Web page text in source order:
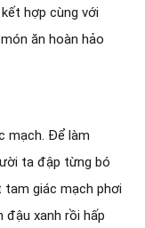
hợp cùng với
ăn hoàn hảo
mạch. Để làm
ta đập từng bó
tam giác mạch phơi
đậu xanh rồi hấp